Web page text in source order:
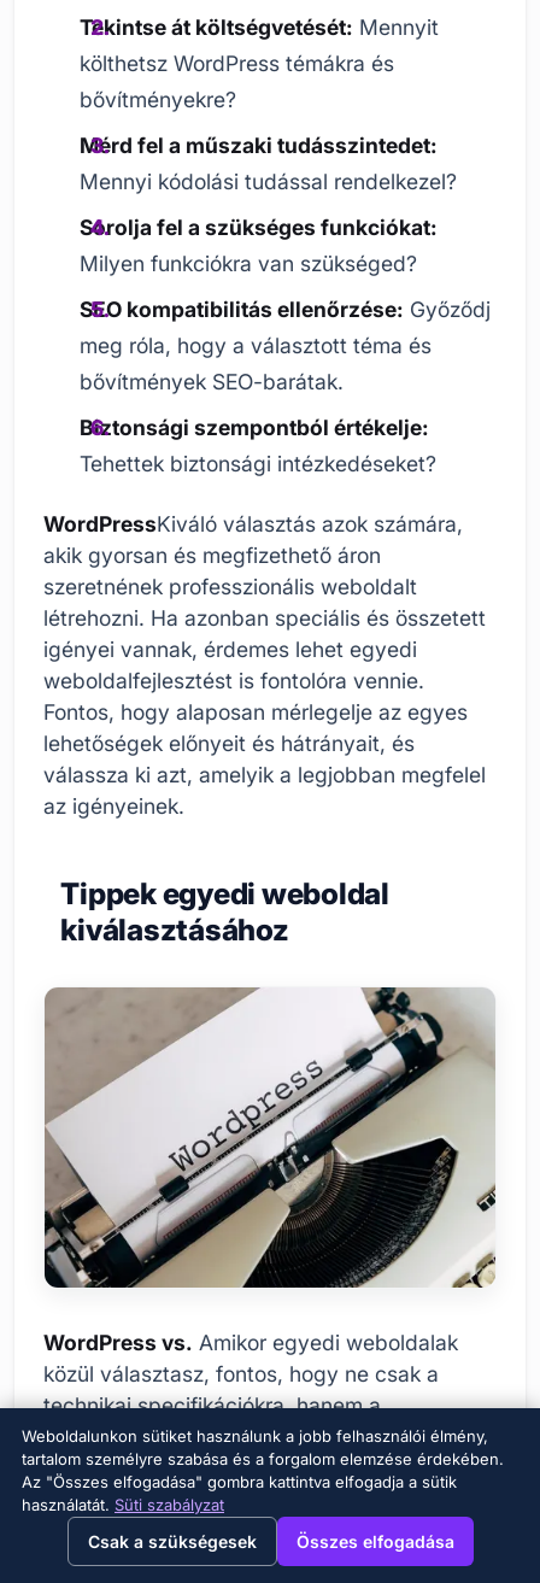
View this page in English?
Tekintse át költségvetését: Mennyit
költhetsz WordPress témákra és
bővítményekre?
Mérd fel a műszaki tudásszintedet:
Mennyi kódolási tudással rendelkezel?
Sorolja fel a szükséges funkciókat:
Milyen funkciókra van szükséged?
SEO kompatibilitás ellenőrzése: Győződj
meg róla, hogy a választott téma és
bővítmények SEO-barátak.
Biztonsági szempontból értékelje:
Tehettek biztonsági intézkedéseket?
WordPressKiváló választás azok számára,
akik gyorsan és megfizethető áron
szeretnének professzionális weboldalt
létrehozni. Ha azonban speciális és összetett
igényei vannak, érdemes lehet egyedi
weboldalfejlesztést is fontolóra vennie.
Fontos, hogy alaposan mérlegelje az egyes
lehetőségek előnyeit és hátrányait, és
válassza ki azt, amelyik a legjobban megfelel
az igényeinek.
Tippek egyedi weboldal
kiválasztásához
WordPress vs. Amikor egyedi weboldalak
közül választasz, fontos, hogy ne csak a
technikai specifikációkra, hanem a
weboldalad hosszú távú céljaira is
összpontosíts. Egy egyedi weboldal egy
teljesen személyre szabott megoldást kínál,
amely tükrözi a márkád egyediségét. Fontos
azonban figyelembe venni a szabadsággal
Weboldalunkon sütiket használunk a jobb felhasználói élmény,
tartalom személyre szabása és a forgalom elemzése érdekében.
Az "Összes elfogadása" gombra kattintva elfogadja a sütik
használatát. Süti szabályzat
Csak a szükségesek Összes elfogadása